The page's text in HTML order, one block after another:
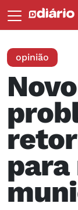
opinião
para